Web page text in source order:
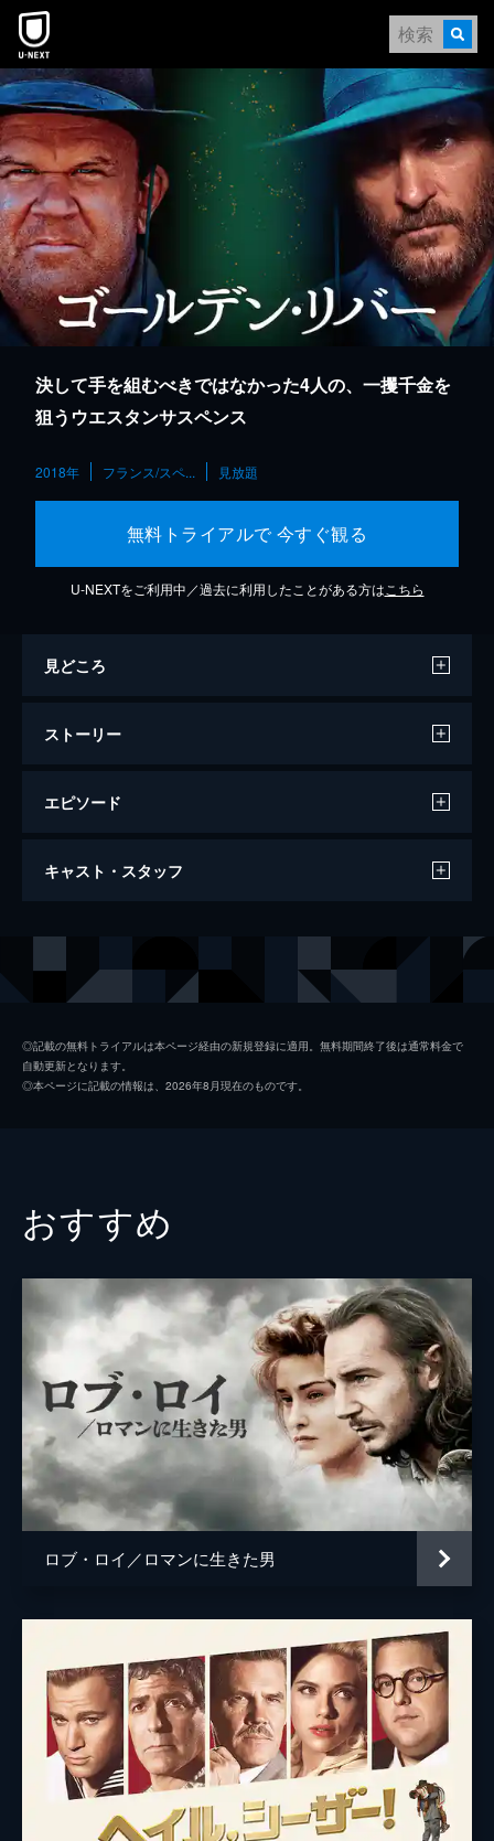
本文へスキップ
決して手を組むべきではなかった4人の、一攫千金を
狙うウエスタンサスペンス
2018年 フランス/スペ... 見放題
無料トライアルで 今すぐ観る
U-NEXTをご利用中／過去に利用したことがある方は こちら
見どころ
ストーリー
エピソード
ゴールデン・リバー
キャスト・スタッフ
原作 パトリック・デウィット
音楽 アレクサンドル・デスプラ
パスカル・コシュトゥー
グレゴワール・ソルラ
ミヒェル・メルクト
マイケル・デ・ルカ
アリソン・ディッキー
◎記載の無料トライアルは本ページ経由の新規登録に適用。無料期間終了後は通常料金で
自動更新となります。
◎本ページに記載の情報は、2026年8月現在のものです。
おすすめ
ロブ・ロイ／ロマンに生きた男